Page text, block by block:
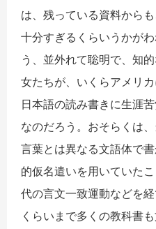
は、残っている資料から
十分すぎるくらいうかが
う、並外れて聡明で、知
女たちが、いくらアメリ
日本語の読み書きに生涯
なのだろう。おそらくは
言葉とは異なる文語体で
的仮名遣いを用いていた
代の言文一致運動などを
くらいまで多くの教科書